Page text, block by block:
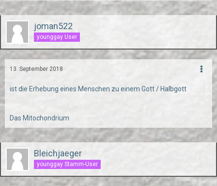
joman522
younggay User
13. September 2018
ist die Erhebung eines Menschen zu einem Gott / Halbgott
Das Mitochondrium
Bleichjaeger
younggay Stamm-User